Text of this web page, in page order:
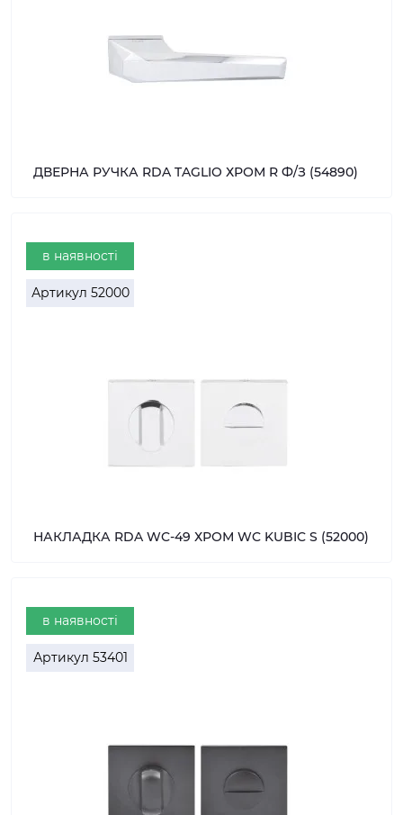
ДВЕРНА РУЧКА RDA TAGLIO ХРОМ R Ф/З (54890)
в наявності
Артикул 52000
НАКЛАДКА RDA WC-49 ХРОМ WC KUBIC S (52000)
в наявності
Артикул 53401